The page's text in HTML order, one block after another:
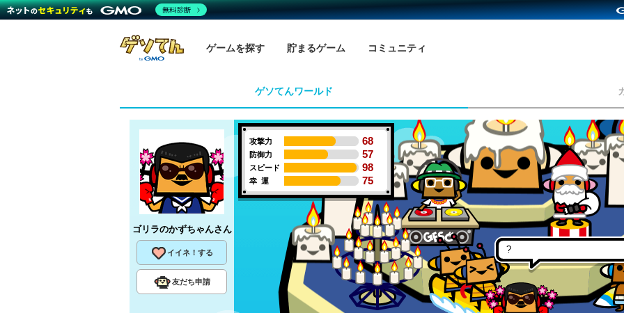
ゲームを探す 貯まるゲーム コミュニティ
ゲソてんワールド
ゴリラのかずちゃんさん
イイネ！する
友だち申請
攻撃力 68
防御力 57
スピード 98
幸 運 75
?
無料診断